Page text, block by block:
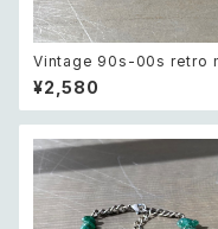
Vintage 90s-00s retro
al wire flower chain
et レトロ ヴィンテージ アク
リー シルバー メタル ワイヤ
¥2,580